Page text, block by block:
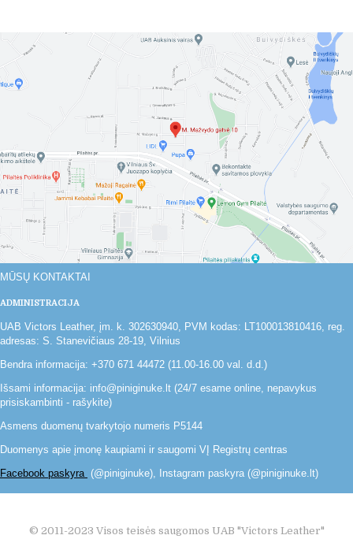
MŪSŲ KONTAKTAI
ADMINISTRACIJA
UAB Victors Leather, įm. k. 302630940, PVM kodas: LT100013810416, reg.
adresas: S. Stanevičiaus 28-19, Vilnius
Bendra informacija: +370 671 44472 (11.00-16.00 val. d.d.)
Išsami informacija: info@piniginuke.lt (24/7 esame online, nepavykus
prisiskambinti - rašykite)
Asmens duomenų tvarkytojo numeris P5144
Duomenys apie įmonę kaupiami ir saugomi VĮ Registrų centras
Facebook paskyra (@piniginuke), Instagram paskyra (@piniginuke.lt)
© 2011-2023 Visos teisės saugomos UAB "Victors Leather"